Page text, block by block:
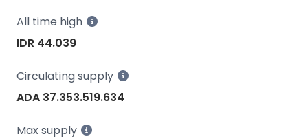
All time high
IDR 44.039
Circulating supply
ADA 37.353.519.634
Max supply